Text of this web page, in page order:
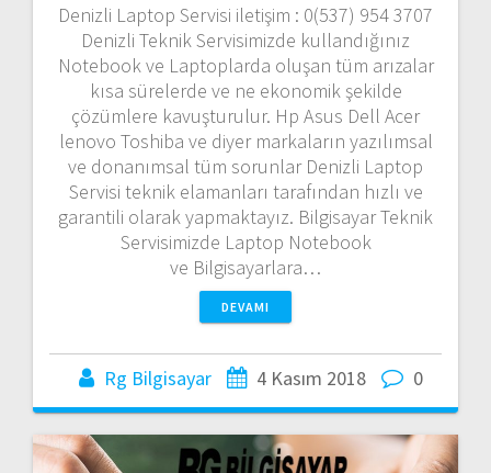
Denizli Laptop Servisi iletişim : 0(537) 954 3707
Denizli Teknik Servisimizde kullandığınız
Notebook ve Laptoplarda oluşan tüm arızalar
kısa sürelerde ve ne ekonomik şekilde
çözümlere kavuşturulur. Hp Asus Dell Acer
lenovo Toshiba ve diyer markaların yazılımsal
ve donanımsal tüm sorunlar Denizli Laptop
Servisi teknik elamanları tarafından hızlı ve
garantili olarak yapmaktayız. Bilgisayar Teknik
Servisimizde Laptop Notebook
ve Bilgisayarlara…
DEVAMI
Rg Bilgisayar 4 Kasım 2018 0